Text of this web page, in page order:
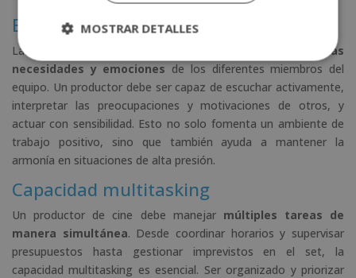
Empatía
La empatía es crucial para
comprender y conectar con las
necesidades y emociones de los diferentes miembros del
equipo. Un productor debe ser capaz de escuchar activamente,
interpretar las preocupaciones y motivaciones de otros, y
actuar con sensibilidad. Esto no solo fomenta un ambiente de
trabajo positivo, sino que también ayuda a mantener la
armonía en situaciones de alta presión.
Capacidad multitasking
Un productor de cine debe manejar múltiples tareas de
manera simultánea. Desde coordinar horarios y supervisar
presupuestos hasta gestionar imprevistos en el set, la
capacidad multitasking es esencial. Ser organizado y priorizar
MOSTRAR DETALLES